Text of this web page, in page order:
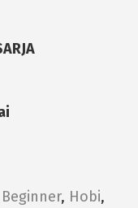
Beginner, Hobi,